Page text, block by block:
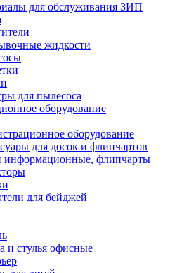
для обслуживания ЗИП
жидкости
для пылесоса
оборудование
оборудование
для досок и флипчартов
информационные, флипчарты
для бейджей
и стулья офисные